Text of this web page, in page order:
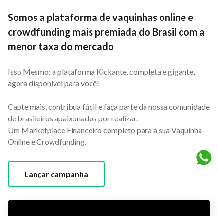
Somos a plataforma de vaquinhas online e
crowdfunding mais premiada do Brasil com a
menor taxa do mercado
Isso Mesmo: a plataforma Kickante, completa e gigante,
agora disponível para você!
Capte mais, contribua fácil e faça parte da nossa comunidade
de brasileiros apaixonados por realizar.
Um Marketplace Financeiro completo para a sua Vaquinha
Online e Crowdfunding.
Lançar campanha